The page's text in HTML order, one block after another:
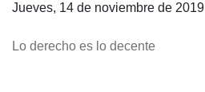
Jueves, 14 de noviembre de 2019
Lo derecho es lo decente